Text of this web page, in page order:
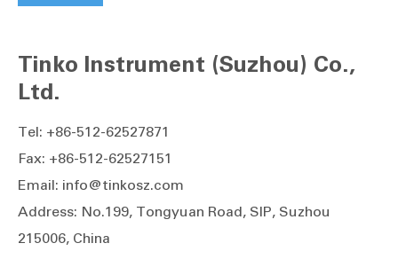
Tinko Instrument (Suzhou) Co.,
Ltd.
Tel: +86-512-62527871
Fax: +86-512-62527151
Email: info@tinkosz.com
Address: No.199, Tongyuan Road, SIP, Suzhou
215006, China